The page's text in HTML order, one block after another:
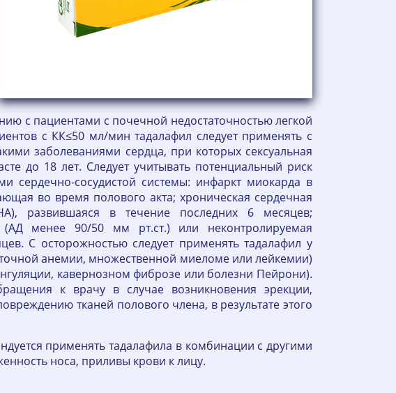
с пациентами с почечной недостаточностью легкой
с КК≤50 мл/мин тадалафил следует применять с
заболеваниями сердца, при которых сексуальная
до 18 лет. Следует учитывать потенциальный риск
сердечно-сосудистой системы: инфаркт миокарда в
во время полового акта; хроническая сердечная
развившаяся в течение последних 6 месяцев;
(АД менее 90/50 мм рт.ст.) или неконтролируемая
С осторожностью следует применять тадалафил у
анемии, множественной миеломе или лейкемии)
кавернозном фиброзе или болезни Пейрони).
к врачу в случае возникновения эрекции,
тканей полового члена, в результате этого
применять тадалафила в комбинации с другими
носа, приливы крови к лицу.